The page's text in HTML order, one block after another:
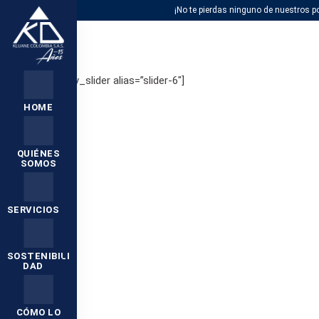
HOME
QUIÉNES
SOMOS
SERVICIOS
SOSTENIBILI
DAD
CÓMO LO
[rev_slider alias=”slider-6″]
¡No te pierdas ninguno de nuestros